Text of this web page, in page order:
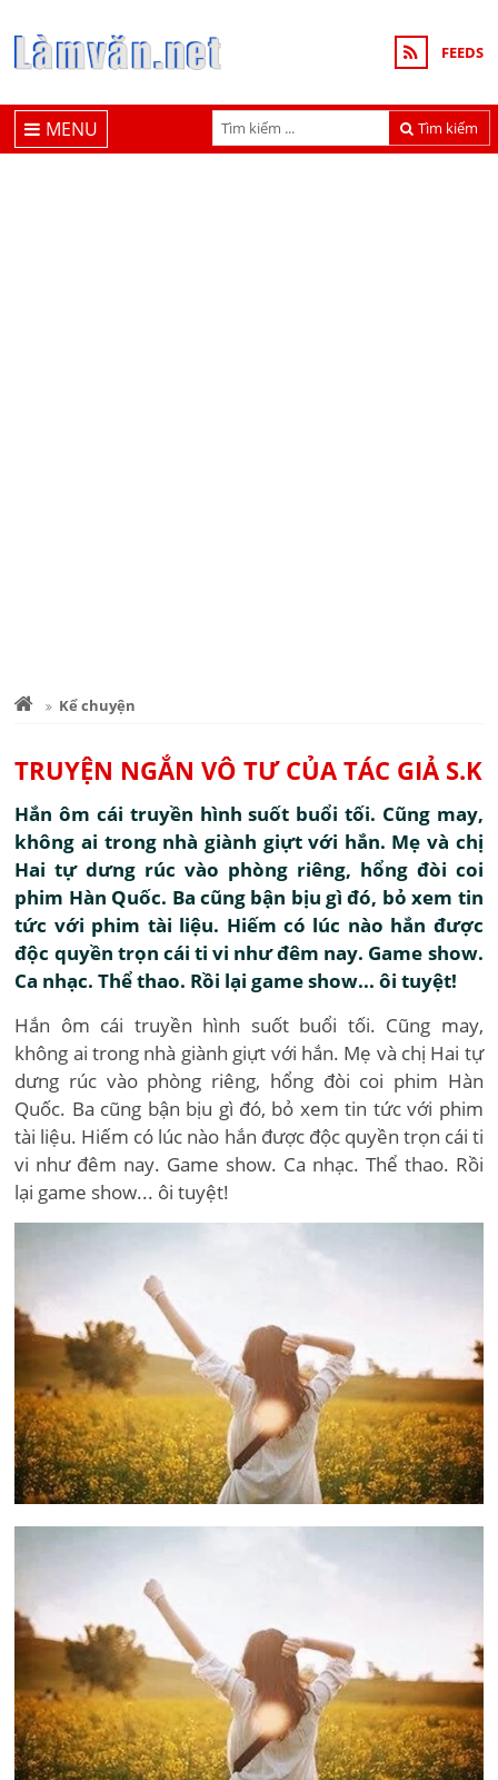
FEEDS
Tìm kiếm
MENU
Kể chuyện
TRUYỆN NGẮN VÔ TƯ CỦA TÁC GIẢ S.K
Hắn ôm cái truyền hình suốt buổi tối. Cũng may,
không ai trong nhà giành giựt với hắn. Mẹ và chị
Hai tự dưng rúc vào phòng riêng, hổng đòi coi
phim Hàn Quốc. Ba cũng bận bịu gì đó, bỏ xem tin
tức với phim tài liệu. Hiếm có lúc nào hắn được
độc quyền trọn cái ti vi như đêm nay. Game show.
Ca nhạc. Thể thao. Rồi lại game show... ôi tuyệt!
Hắn ôm cái truyền hình suốt buổi tối. Cũng may,
không ai trong nhà giành giựt với hắn. Mẹ và chị Hai tự
dưng rúc vào phòng riêng, hổng đòi coi phim Hàn
Quốc. Ba cũng bận bịu gì đó, bỏ xem tin tức với phim
tài liệu. Hiếm có lúc nào hắn được độc quyền trọn cái ti
vi như đêm nay. Game show. Ca nhạc. Thể thao. Rồi
lại game show... ôi tuyệt!